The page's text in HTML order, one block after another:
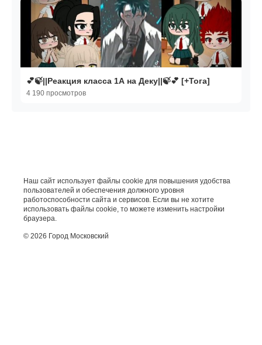
💕🍃||Реакция класса 1А на Деку||🍃💕 [+Тога]
4 190 просмотров
Наш сайт использует файлы cookie для повышения удобства
пользователей и обеспечения должного уровня
работоспособности сайта и сервисов. Если вы не хотите
использовать файлы cookie, то можете изменить настройки
браузера.
© 2026 Город Московский